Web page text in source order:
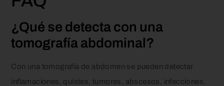
¿Qué se detecta con una
tomografía abdominal?
Con una tomografía de abdomen se pueden detectar
inflamaciones, quistes, tumores, abscesos, infecciones,